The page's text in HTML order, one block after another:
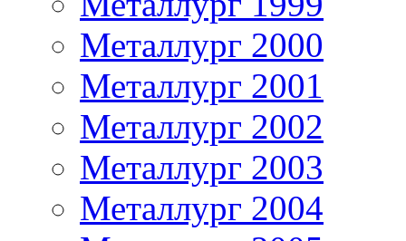
Металлург 2000
Металлург 2001
Металлург 2002
Металлург 2003
Металлург 2004